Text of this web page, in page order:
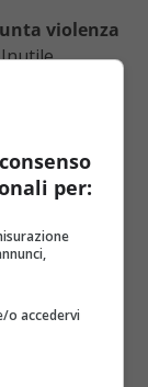
violenza
ore, e
il portierone
mesi
al futuro di
in
con
nel
Fassone e
per:
o accedervi